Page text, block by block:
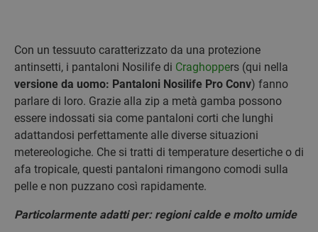
Con un tessuuto caratterizzato da una protezione
antinsetti, i pantaloni Nosilife di Craghoppers (qui nella
versione da uomo: Pantaloni Nosilife Pro Conv) fanno
parlare di loro. Grazie alla zip a metà gamba possono
essere indossati sia come pantaloni corti che lunghi
adattandosi perfettamente alle diverse situazioni
metereologiche. Che si tratti di temperature desertiche o di
afa tropicale, questi pantaloni rimangono comodi sulla
pelle e non puzzano così rapidamente.
Particolarmente adatti per: regioni calde e molto umide